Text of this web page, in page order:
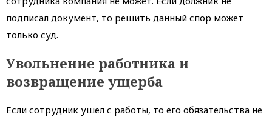
подписал документ, то решить данный спор может
только суд.
Увольнение работника и
возвращение ущерба
Если сотрудник ушел с работы, то его обязательства не